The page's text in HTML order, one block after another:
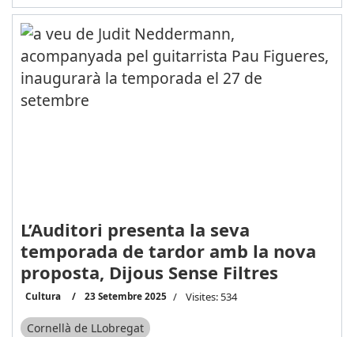
L’Auditori presenta la seva
temporada de tardor amb la nova
proposta, Dijous Sense Filtres
Cultura 23 Setembre 2025 Visites: 534
Cornellà de LLobregat